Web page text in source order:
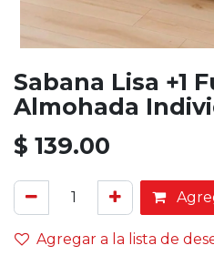
Sabana Lisa +1
Almohada
$ 139.00
Agregar a la lista de